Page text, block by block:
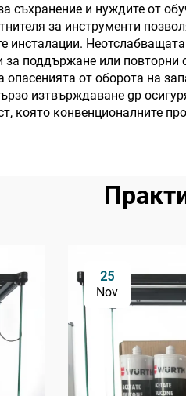
съхранение и нуждите от
за инструменти
инсталации.
за поддържане или
от оборота на
изтвърждаване gp
която конвенционалните
25
Nov